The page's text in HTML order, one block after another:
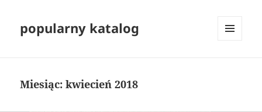
popularny katalog
Miesiąc:kwiecień 2018